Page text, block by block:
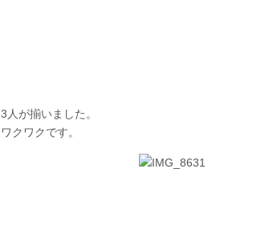
3人が揃いました。
ワクワクです。